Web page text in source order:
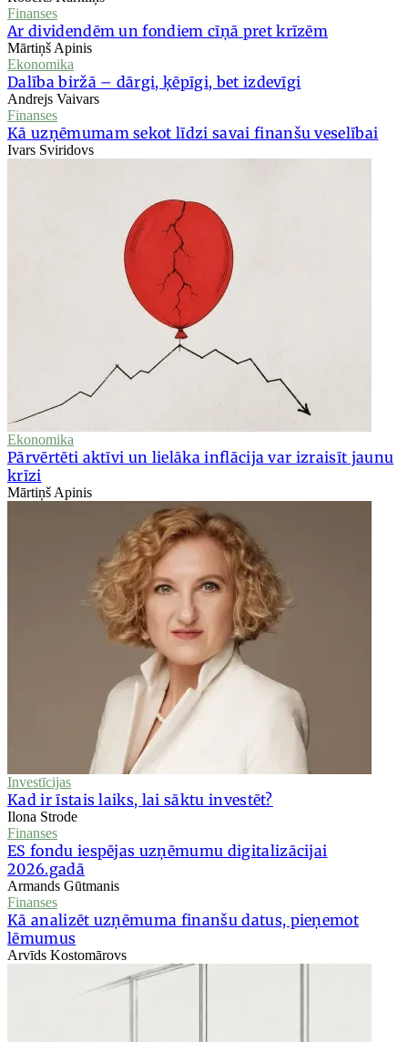
Finanses
Ar dividendēm un fondiem cīņā pret krīzēm
Mārtiņš Apinis
Ekonomika
Dalība biržā – dārgi, ķēpīgi, bet izdevīgi
Andrejs Vaivars
Finanses
Kā uzņēmumam sekot līdzi savai finanšu veselībai
Ivars Sviridovs
Ekonomika
Pārvērtēti aktīvi un lielāka inflācija var izraisīt jaunu
krīzi
Mārtiņš Apinis
Investīcijas
Kad ir īstais laiks, lai sāktu investēt?
Ilona Strode
Finanses
ES fondu iespējas uzņēmumu digitalizācijai
2026.gadā
Armands Gūtmanis
Finanses
Kā analizēt uzņēmuma finanšu datus, pieņemot
lēmumus
Arvīds Kostomārovs